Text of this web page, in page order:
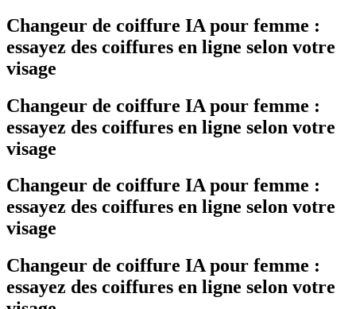
Changeur de coiffure IA pour femme :
essayez des coiffures en ligne selon votre
visage
Changeur de coiffure IA pour femme :
essayez des coiffures en ligne selon votre
visage
Changeur de coiffure IA pour femme :
essayez des coiffures en ligne selon votre
visage
Changeur de coiffure IA pour femme :
essayez des coiffures en ligne selon votre